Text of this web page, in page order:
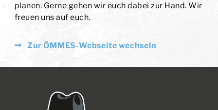
planen. Gerne gehen wir euch dabei zur Hand. Wir
freuen uns auf euch.
Zur ÖMMES-Webseite wechseln